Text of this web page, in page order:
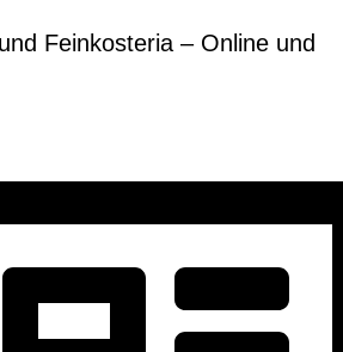
Feinkosteria – Online und